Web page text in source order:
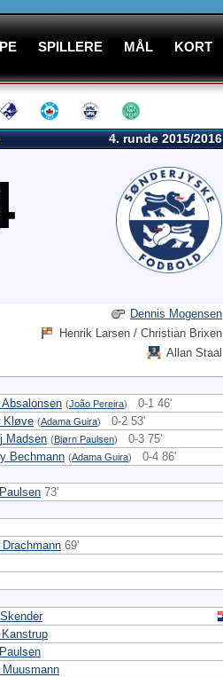
SPILLERE MÅL KORT
4. runde 2015/2016
Dennis Mogensen
Henrik Larsen / Christian Brixen
Allan Staal
(João Pereira)
0-1 46'
Kløve (Adama Guira)
0-2 53'
Madsen (Bjørn Paulsen)
0-3 75'
Bechmann (Adama Guira) 0-4 86'
73'
69'
Kanstrup